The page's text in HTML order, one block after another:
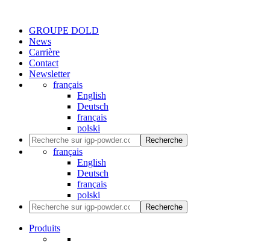
GROUPE DOLD
News
Carrière
Contact
Newsletter
français
English
Deutsch
français
polski
Recherche
français
English
Deutsch
français
polski
Recherche
Produits